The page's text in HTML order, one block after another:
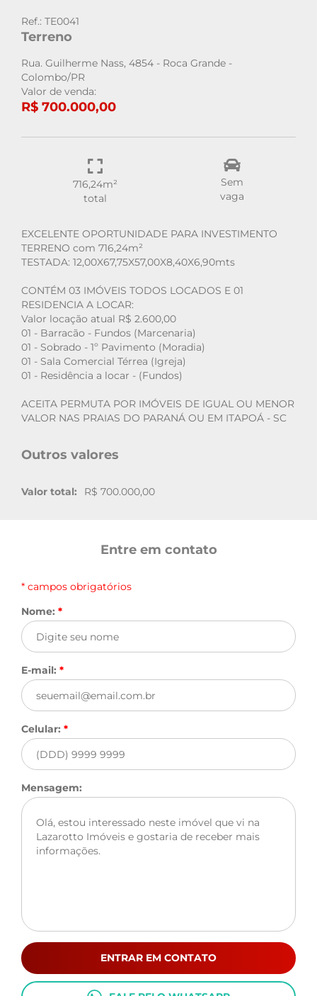
Ref.: TE0041
Terreno
Rua. Guilherme Nass, 4854 - Roca Grande -
Colombo/PR
Valor de venda:
R$ 700.000,00
716,24m²
total
Sem
vaga
EXCELENTE OPORTUNIDADE PARA INVESTIMENTO
TERRENO com 716,24m²
TESTADA: 12,00X67,75X57,00X8,40X6,90mts
CONTÉM 03 IMÓVEIS TODOS LOCADOS E 01
RESIDENCIA A LOCAR:
Valor locação atual R$ 2.600,00
01 - Barracão - Fundos (Marcenaria)
01 - Sobrado - 1º Pavimento (Moradia)
01 - Sala Comercial Térrea (Igreja)
01 - Residência a locar - (Fundos)
ACEITA PERMUTA POR IMÓVEIS DE IGUAL OU MENOR
VALOR NAS PRAIAS DO PARANÁ OU EM ITAPOÁ - SC
Outros valores
Valor total: R$ 700.000,00
Entre em contato
* campos obrigatórios
Nome: *
E-mail: *
Celular: *
Mensagem:
ENTRAR EM CONTATO